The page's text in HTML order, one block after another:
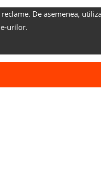
De asemenea,
urilor.